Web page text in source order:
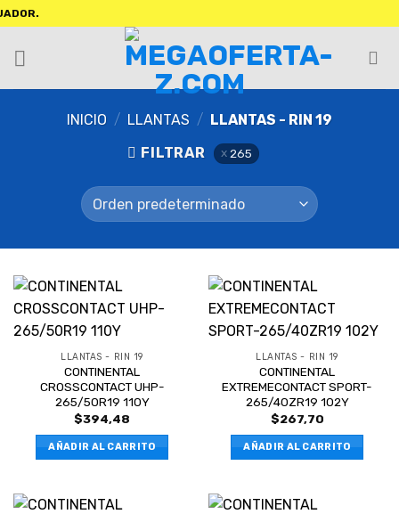
INICIO / LLANTAS / LLANTAS - RIN 19
FILTRAR
265
LLANTAS - RIN 19
CONTINENTAL
CROSSCONTACT UHP-
265/50R19 110Y
$394,48
AÑADIR AL CARRITO
LLANTAS - RIN 19
CONTINENTAL
EXTREMECONTACT SPORT-
265/40ZR19 102Y
$267,70
AÑADIR AL CARRITO